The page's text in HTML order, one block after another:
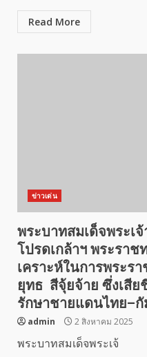
Read More
ข่าวเด่น
พระบาทสมเด็จพระเ
โปรดเกล้าฯ พระรา
เคราะห์ในการพระร
ยุทธ สีจุ้ยจ้าย ซึ่งเสี
รักษาชายแดนไทย–
admin 2 สิงหาคม 2025
พระบาทสมเด็จพระเจ้